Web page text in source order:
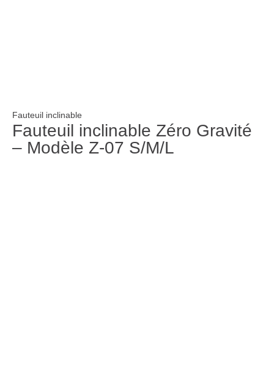
Fauteuil inclinable
Fauteuil inclinable Zéro Gravité
– Modèle Z-07 S/M/L